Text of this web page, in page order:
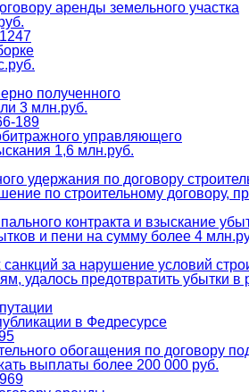
аренды земельного участка
полученного
3 млн.руб.
189
управляющего
1,6 млн.руб.
удержания по договору
по строительному договору,
контракта и взыскание
и пени на сумму более 4
за нарушение условий
удалось предотвратить убытки
в Федресурсе
обогащения по договору
выплаты более 200 000 руб.